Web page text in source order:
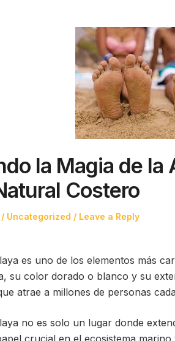
la Magia de la
Costero
Posted
Uncategorized Leave a Reply
es uno de los elementos más
su color dorado o blanco y su
atrae a millones de personas
no es solo un lugar donde
crucial en el ecosistema